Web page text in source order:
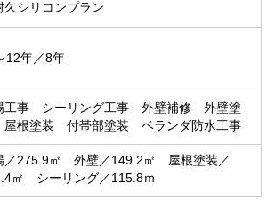
久シリコンプラン
12年／8年
工事　シーリング工事　外壁補修　外壁塗
屋根塗装　付帯部塗装　ベランダ防水工事
／275.9㎡　外壁／149.2㎡　屋根塗装／
㎡　シーリング／115.8ｍ